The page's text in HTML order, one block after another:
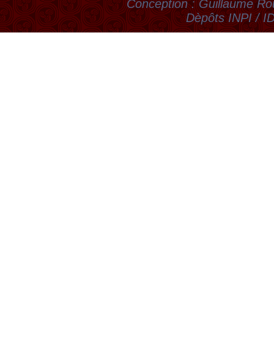
Conception : Guillaume
Dèpôts INPI /